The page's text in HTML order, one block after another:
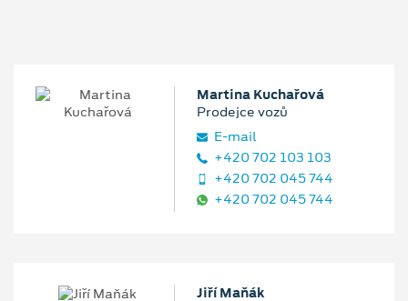
Martina Kuchařová
Prodejce vozů
E‑mail
+420 702 103 103
+420 702 045 744
+420 702 045 744
Jiří Maňák